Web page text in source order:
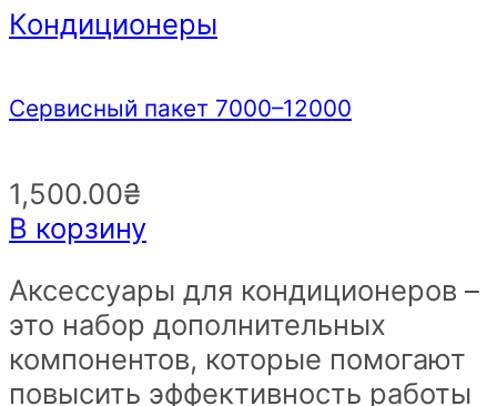
Кондиционеры
Сервисный пакет 7000–12000
1,500.00₴
В корзину
Аксессуары для кондиционеров –
это набор дополнительных
компонентов, которые помогают
повысить эффективность работы